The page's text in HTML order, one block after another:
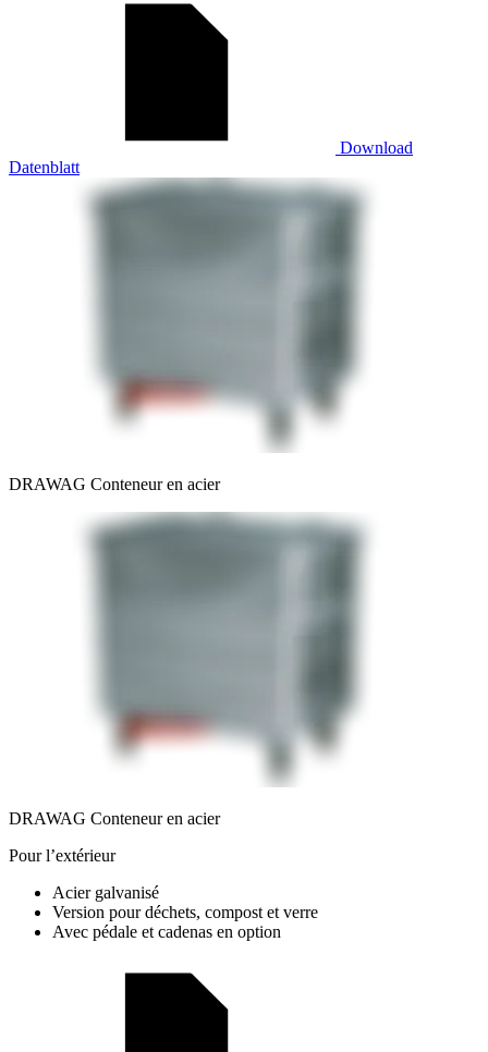
Download
Datenblatt
DRAWAG Conteneur en acier
DRAWAG Conteneur en acier
Pour l’extérieur
Acier galvanisé
Version pour déchets, compost et verre
Avec pédale et cadenas en option